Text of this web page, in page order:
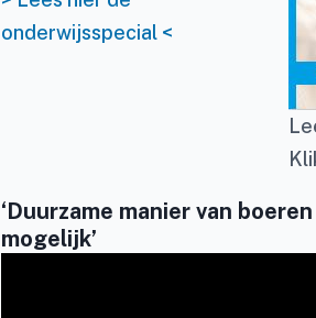
onderwijsspecial <
‘Duurzame manier van boeren
mogelijk’